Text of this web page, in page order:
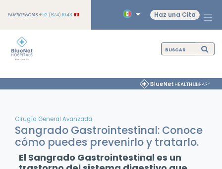
EMERGENCIAS+52 (624) 1043 911 Haz una Cita
Cirugía General Avanzada
Sangrado Gastrointestinal: Conoce
cómo puedes prevenirlo y tratarlo.
El Sangrado Gastrointestinal es un